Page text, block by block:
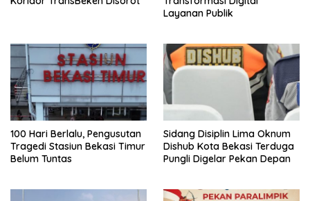
Layanan Publik
100 Hari Berlalu, Pengusutan
Tragedi Stasiun Bekasi Timur
Belum Tuntas
Sidang Disiplin Lima Oknum
Dishub Kota Bekasi Terduga
Pungli Digelar Pekan Depan